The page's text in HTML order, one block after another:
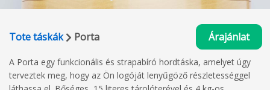
Tote táskák Porta Árajánlat
A Porta egy funkcionális és strapabíró hordtáska, amelyet úgy
terveztek meg, hogy az Ön logóját lenyűgöző részletességgel